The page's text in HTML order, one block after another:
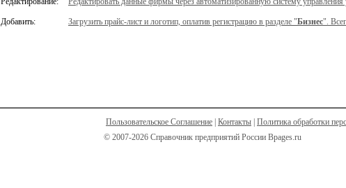
Добавить: Загрузить прайс-лист и логотип, оплатив регистрацию в разделе "Бизнес".
Пользовательское Соглашение Контакты Политика обработки
© 2007-2026 Справочник предприятий России Bpages.ru